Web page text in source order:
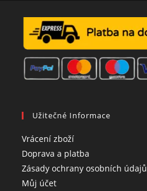
Užitečné Informace
Vrácení zbožíOpens
in
a
Doprava a platba
in
Zásady ochrany osobních údajů
Můj účetOpens